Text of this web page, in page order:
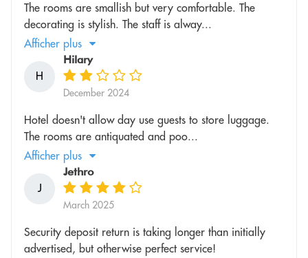
The rooms are smallish but very comfortable. The
decorating is stylish. The staff is alway...
Afficher plus
H
Hilary
December 2024
Hotel doesn't allow day use guests to store luggage.
The rooms are antiquated and poo...
Afficher plus
J
Jethro
March 2025
Security deposit return is taking longer than initially
advertised, but otherwise perfect service!